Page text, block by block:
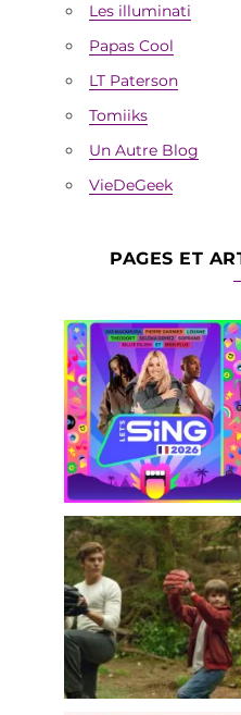
Les illuminati
Papas Cool
LT Paterson
Tomiiks
Un Autre Blog
VieDeGeek
PAGES ET